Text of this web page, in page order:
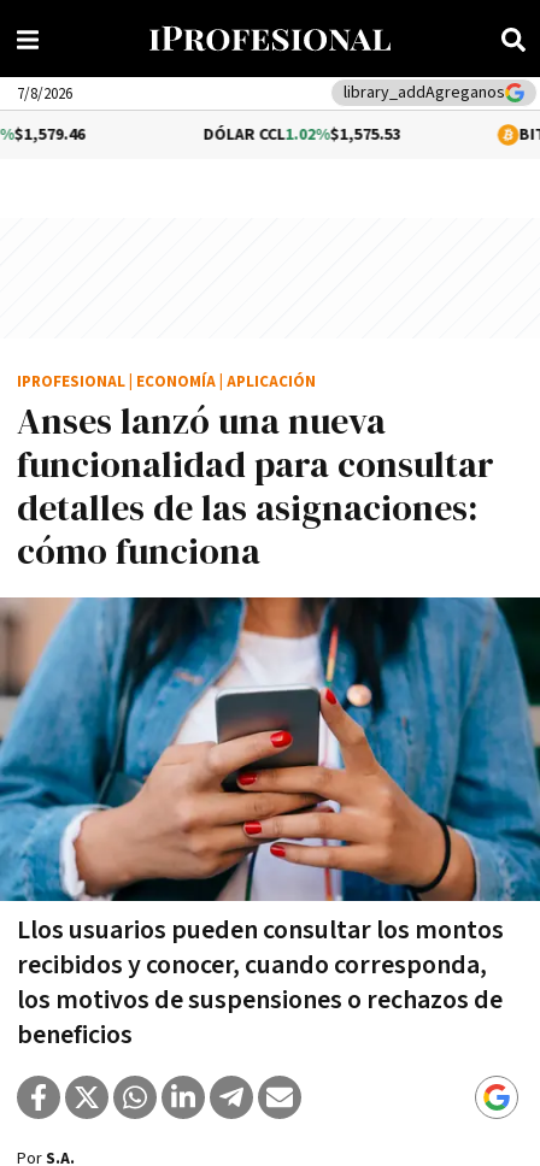
library_addAgreganos
7/8/2026
1.02%$1,575.53 0.06%
Anses lanzó una nueva
funcionalidad para consultar
detalles de las asignaciones:
cómo funciona
Llos usuarios pueden consultar los montos
recibidos y conocer, cuando corresponda,
los motivos de suspensiones o rechazos de
beneficios
IPROFESIONAL ECONOMÍA APLICACIÓN
PorS.A.